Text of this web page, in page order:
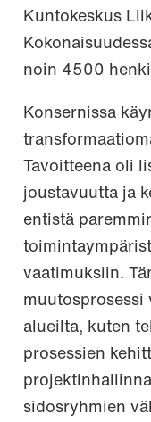
Kuntokeskus
noin 4500
Konsernissa
Tavoitteena oli
joustavuutta ja
entistä
vaatimuksiin.
muutosprosessi
alueilta, kuten
prosessien
sidosryhmien